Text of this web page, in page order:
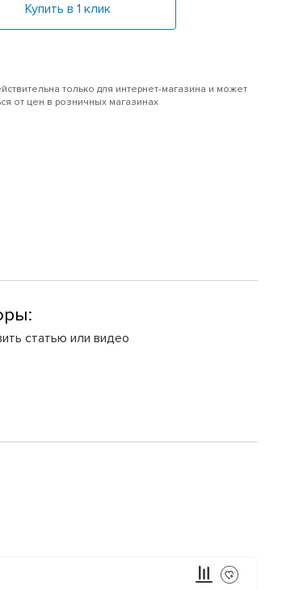
Купить в 1 клик
только для интернет-магазина и может
от цен в розничных магазинах
статью или видео